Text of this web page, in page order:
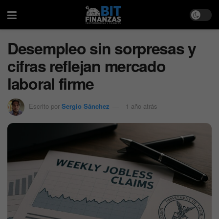
Desempleo sin sorpresas y
cifras reflejan mercado
laboral firme
Escrito por Sergio Sánchez 1 año atrás